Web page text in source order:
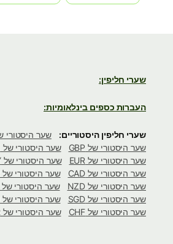
שערי חליפין:
העברות כספים בינלאומיות:
שערי חליפין היסטוריים:
שער היסטורי של AUD
שער היסטורי של GBP
שער היסטורי של MXN
שער היסטורי של EUR
שער היסטורי של JPY
שער היסטורי של CAD
שער היסטורי של INR
שער היסטורי של NZD
שער היסטורי של ZAR
שער היסטורי של SGD
שער היסטורי של USD
שער היסטורי של CHF
שער היסטורי של IDR